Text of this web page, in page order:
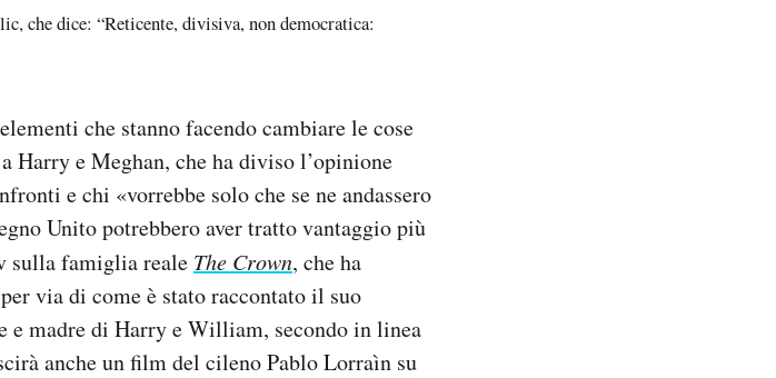
che dice: “Reticente, divisiva, non democratica:
che stanno facendo cambiare le cose
e Meghan, che ha diviso l’opinione
e chi «vorrebbe solo che se ne andassero
Unito potrebbero aver tratto vantaggio più
sulla famiglia reale The Crown, che ha
via di come è stato raccontato il suo
e madre di Harry e William, secondo in linea
anche un film del cileno Pablo Lorraìn su